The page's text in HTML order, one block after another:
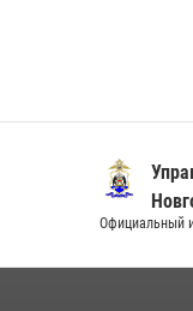
Официальный